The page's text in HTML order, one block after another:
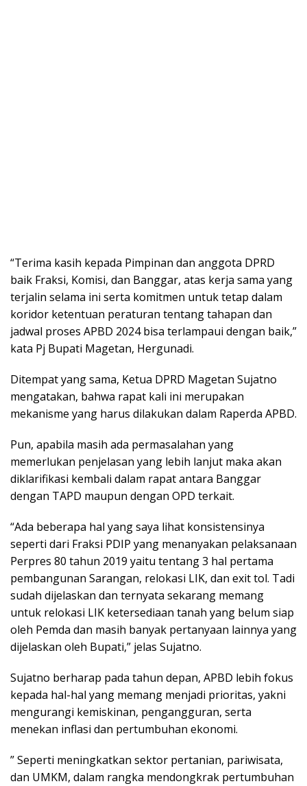
“Terima kasih kepada Pimpinan dan anggota DPRD
baik Fraksi, Komisi, dan Banggar, atas kerja sama yang
terjalin selama ini serta komitmen untuk tetap dalam
koridor ketentuan peraturan tentang tahapan dan
jadwal proses APBD 2024 bisa terlampaui dengan baik,”
kata Pj Bupati Magetan, Hergunadi.
Ditempat yang sama, Ketua DPRD Magetan Sujatno
mengatakan, bahwa rapat kali ini merupakan
mekanisme yang harus dilakukan dalam Raperda APBD.
Pun, apabila masih ada permasalahan yang
memerlukan penjelasan yang lebih lanjut maka akan
diklarifikasi kembali dalam rapat antara Banggar
dengan TAPD maupun dengan OPD terkait.
“Ada beberapa hal yang saya lihat konsistensinya
seperti dari Fraksi PDIP yang menanyakan pelaksanaan
Perpres 80 tahun 2019 yaitu tentang 3 hal pertama
pembangunan Sarangan, relokasi LIK, dan exit tol. Tadi
sudah dijelaskan dan ternyata sekarang memang
untuk relokasi LIK ketersediaan tanah yang belum siap
oleh Pemda dan masih banyak pertanyaan lainnya yang
dijelaskan oleh Bupati,” jelas Sujatno.
Sujatno berharap pada tahun depan, APBD lebih fokus
kepada hal-hal yang memang menjadi prioritas, yakni
mengurangi kemiskinan, pengangguran, serta
menekan inflasi dan pertumbuhan ekonomi.
” Seperti meningkatkan sektor pertanian, pariwisata,
dan UMKM, dalam rangka mendongkrak pertumbuhan